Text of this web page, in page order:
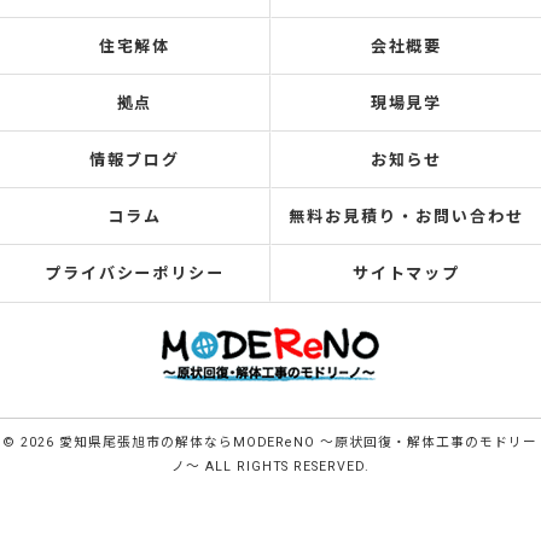
住宅解体 会社概要
拠点 現場見学
情報ブログ お知らせ
コラム 無料お見積り・お問い合わせ
プライバシーポリシー サイトマップ
© 2026 愛知県尾張旭市の解体ならMODEReNO ～原状回復・解体工事のモドリー
ノ～ ALL RIGHTS RESERVED.